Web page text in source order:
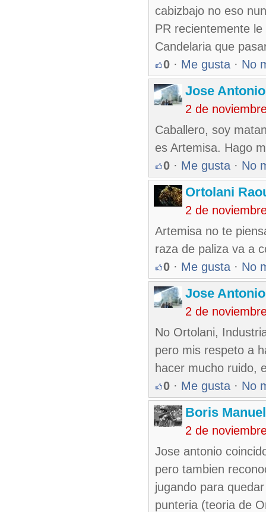
cabizbajo no eso
PR recientemente
Candelaria que
0 · Me gusta · No
Jose
2 de
Caballero, soy
es Artemisa. Hago
0 · Me gusta · No
Ortolani
2 de
Artemisa no te
raza de paliza va a
0 · Me gusta · No
Jose
2 de
No Ortolani,
pero mis respeto a
hacer mucho ruido,
0 · Me gusta · No
Boris
2 de
Jose antonio
pero tambien
jugando para
punteria (teoria de